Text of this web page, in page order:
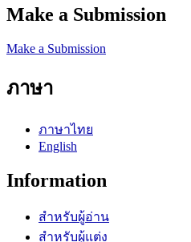
Make a Submission
Make a Submission
ภาษา
ภาษาไทย
English
Information
สำหรับผู้อ่าน
สำหรับผู้แต่ง